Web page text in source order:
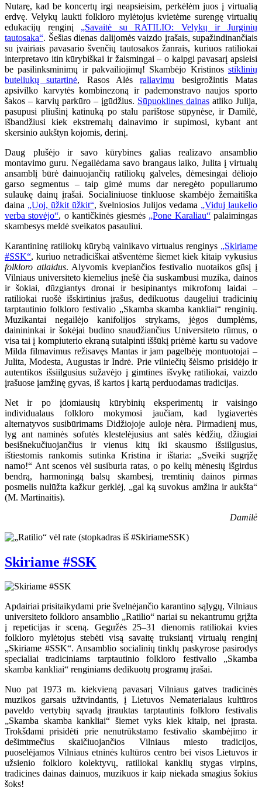
Nutarę, kad be koncertų irgi neapsieisim, perkėlėm juos į virtualią
erdvę. Velykų laukti folkloro mylėtojus kvietėme surengę virtualių
edukacijų renginį „Savaitė su RATILIO: Velykų ir Jurginių
tautosaka“. Šešias dienas dalijomės vaizdo įrašais, supažindinančiais
su įvairiais pavasario švenčių tautosakos žanrais, kuriuos ratiliokai
interpretavo itin kūrybiškai ir žaismingai – o kaipgi pavasarį apsieisi
be pasilinksminimų ir pakvailiojimų! Skambėjo Kristinos stiklinių
buteliukų sutartinė, Rasos Alėsraliavimu besigrožintis Matas
apsivilko karvytės kombinezoną ir pademonstravo naujos sporto
šakos – karvių parkūro – įgūdžius. Sūpuoklines dainas atliko Julija,
pasupusi pliušinį katinuką po stalu parištose sūpynėse, ir Damilė,
išbandžiusi kiek ekstremalų dainavimo ir supimosi, kybant ant
skersinio aukštyn kojomis, derinį.
Daug plušėjo ir savo kūrybines galias realizavo ansamblio
montavimo guru. Negailėdama savo brangaus laiko, Julita į virtualų
ansamblį būrė dainuojančių ratiliokų galveles, dėmesingai dėliojo
garso segmentus – taip gimė mums dar neregėto populiarumo
sulaukę dainų įrašai. Socialiniuose tinkluose skambėjo žemaitiška
daina „Uoj, ūžkit ūžkit“, švelniosios Julijos vedama „Viduj laukelio
verba stovėjo“, o kantičkinės giesmės „Pone Karaliau“palaimingas
skambesys meldė sveikatos pasauliui.
Karantininę ratiliokų kūrybą vainikavo virtualus renginys „Skiriame
#SSK“, kuriuo netradiciškai atšventėme šiemet kiek kitaip vykusius
folkloro atlaidus. Alyvomis kvepiančios festivalio nuotaikos gūsį į
Vilniaus universiteto kiemelius įnešė čia suskambusi muzika, dainos
ir šokiai, dūzgiantys dronai ir besipinantys mikrofonų laidai –
ratiliokai ruošė išskirtinius įrašus, dedikuotus daugeliui tradicinių
tarptautinio folkloro festivalio „Skamba skamba kankliai“ renginių.
Muzikantai negailėjo kanifolijos strykams, jėgos dumplėms,
dainininkai ir šokėjai budino snaudžiančius Universiteto rūmus, o
visa tai į kompiuterio ekraną sutalpinti iššūkį priėmė kartu su vadove
Milda filmavimus režisavęs Mantas ir jam pagelbėję montuotojai –
Julita, Modesta, Augustas ir Indrė. Prie vilniečių šėlsmo prisidėjo ir
autentikos išsiilgusius sužavėjo į gimtines išvykę ratiliokai, vaizdo
įrašuose įamžinę gyvas, iš kartos į kartą perduodamas tradicijas.
Net ir po įdomiausių kūrybinių eksperimentų ir vaisingo
individualaus folkloro mokymosi jaučiam, kad lygiavertės
alternatyvos susibūrimams Didžiojoje auloje nėra. Pirmadienį mus,
lyg ant naminės sofutės klestelėjusius ant salės kėdžių, džiugiai
besišnekučiuojančius ir vienus kitų iki skausmo išsiilgusius,
ištiestomis rankomis sutinka Kristina ir ištaria: „Sveiki sugrįžę
namo!“ Ant scenos vėl susiburia ratas, o po kelių mėnesių išgirdus
bendrą, harmoningą balsų skambesį, tremtinių dainos pirmas
posmelis nulūžta kažkur gerklėj, „gal ką suvokus amžina ir aukšta“
(M. Martinaitis).
Damilė
Skiriame #SSK
Apdairiai prisitaikydami prie švelnėjančio karantino sąlygų, Vilniaus
universiteto folkloro ansamblio „Ratilio“ nariai su nekantrumu grįžta
į repeticijas ir sceną. Gegužės 25–31 dienomis ratiliokai kvies
folkloro mylėtojus stebėti visą savaitę truksiantį virtualų renginį
„Skiriame #SSK“. Ansamblio socialinių tinklų paskyrose pasirodys
specialiai tradiciniams tarptautinio folkloro festivalio „Skamba
skamba kankliai“ renginiams dedikuotų programų įrašai.
Nuo pat 1973 m. kiekvieną pavasarį Vilniaus gatves tradicinės
muzikos garsais užtvindantis, į Lietuvos Nematerialaus kultūros
paveldo vertybių sąvadą įtrauktas tarptautinis folkloro festivalis
„Skamba skamba kankliai“ šiemet vyks kiek kitaip, nei įprasta.
Trokšdami prisidėti prie nenutrūkstamo festivalio skambėjimo ir
dešimtmečius skaičiuojančios Vilniaus miesto tradicijos,
puoselėjamos Vilniaus etninės kultūros centro bei visos Lietuvos ir
užsienio folkloro kolektyvų, ratiliokai kanklių stygas virpins,
tradicines dainas dainuos, muzikuos ir kaip niekada smagius šokius
šoks!